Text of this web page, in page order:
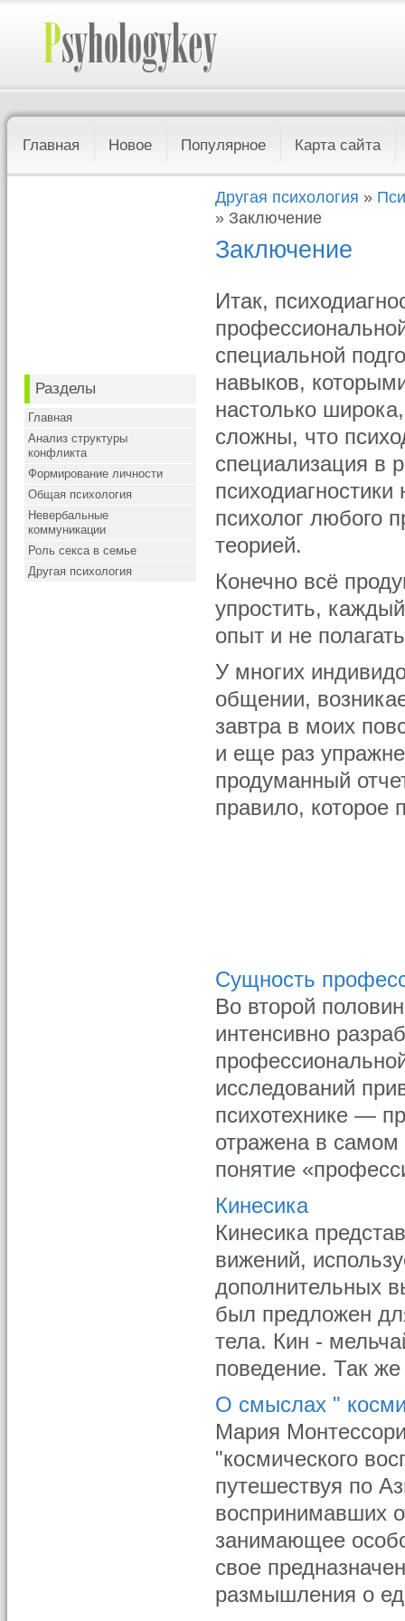
Главная Новое Популярное Карта сайта
Разделы
Главная
Анализ структуры
конфликта
Формирование личности
Общая психология
Невербальные
коммуникации
Роль секса в семье
Другая психология
Другая психология »
» Заключение
Заключение
Итак,
специальной
навыков,
настолько
сложны, что
специализация в
психолог любого
теорией.
Конечно всё
упростить,
опыт и не
У многих
общении,
завтра в моих
и еще раз
продуманный
правило, которое
Сущность
Во второй
интенсивно
исследований
психотехнике —
отражена в
понятие
Кинесика
Кинесика
вижений,
дополнительных
был предложен
тела. Кин -
поведение. Так
О смыслах "
Мария
"космического
путешествуя по
воспринимавших
занимающее
свое
размышления о